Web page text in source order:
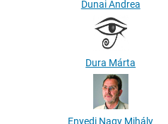
Dunai Andrea
Dura Márta